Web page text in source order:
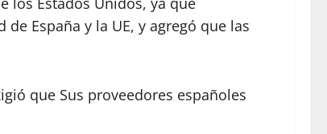
España y la UE, y agregó que las
que Sus proveedores españoles